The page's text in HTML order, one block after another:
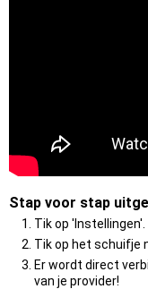
Stap voor stap
Tik op 'Instellingen'.
Tik op het schuifje
Er wordt direct
van je provider!